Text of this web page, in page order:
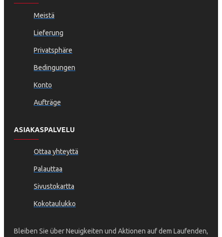
Meistä
Lieferung
Privatsphäre
Bedingungen
Konto
Aufträge
ASIAKASPALVELU
Ottaa yhteyttä
Palauttaa
Sivustokartta
Kokotaulukko
Bleiben Sie über Neuigkeiten und Aktionen auf dem Laufenden,